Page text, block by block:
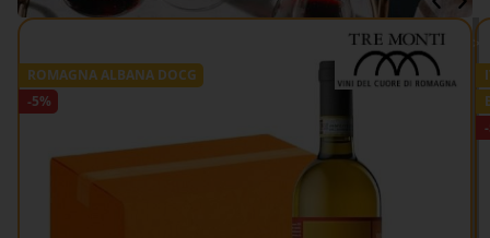
VEDI TUTTO >>
ROMAGNA ALBANA DOCG
-5%